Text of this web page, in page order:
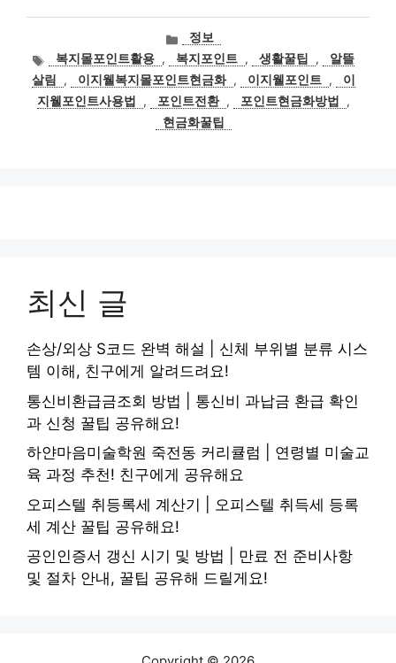
카
테
고
리
정보
태
그
복지몰포인트활용 , 복지포인트 , 생활꿀팁 ,
알뜰
살림
, 이지웰복지몰포인트현금화 , 이지웰포인트 ,
이
지웰포인트사용법
, 포인트전환 , 포인트현금화방법
,
현금화꿀팁
최신 글
손상/외상 S코드 완벽 해설 | 신체 부위별 분류 시스
템 이해, 친구에게 알려드려요!
통신비환급금조회 방법 | 통신비 과납금 환급 확인
과 신청 꿀팁 공유해요!
하얀마음미술학원 죽전동 커리큘럼 | 연령별 미술교
육 과정 추천! 친구에게 공유해요
오피스텔 취등록세 계산기 | 오피스텔 취득세 등록
세 계산 꿀팁 공유해요!
공인인증서 갱신 시기 및 방법 | 만료 전 준비사항
및 절차 안내, 꿀팁 공유해 드릴게요!